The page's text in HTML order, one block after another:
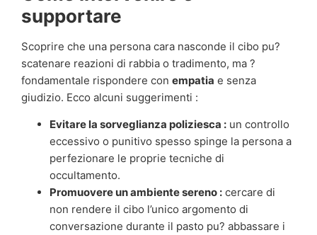
supportare
Scoprire che una persona cara nasconde il cibo pu?
scatenare reazioni di rabbia o tradimento, ma ?
fondamentale rispondere con empatia e senza
giudizio. Ecco alcuni suggerimenti :
Evitare la sorveglianza poliziesca : un controllo
eccessivo o punitivo spesso spinge la persona a
perfezionare le proprie tecniche di
occultamento.
Promuovere un ambiente sereno : cercare di
non rendere il cibo l’unico argomento di
conversazione durante il pasto pu? abbassare i